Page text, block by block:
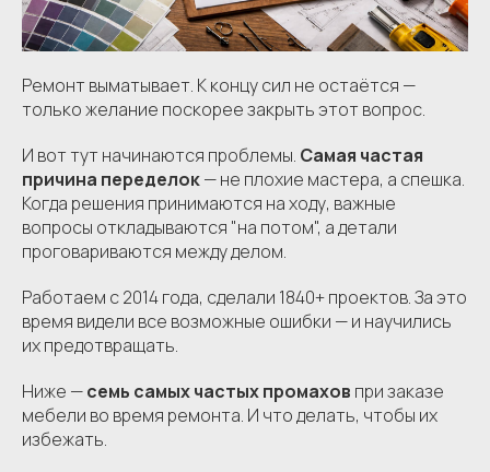
Ремонт выматывает. К концу сил не остаётся —
только желание поскорее закрыть этот вопрос.
И вот тут начинаются проблемы. Самая частая
причина переделок— не плохие мастера, а спешка.
Когда решения принимаются на ходу, важные
вопросы откладываются "на потом", а детали
проговариваются между делом.
Работаем с 2014 года, сделали 1840+ проектов. За это
время видели все возможные ошибки — и научились
их предотвращать.
Ниже —семь самых частых промахов при заказе
мебели во время ремонта. И что делать, чтобы их
избежать.